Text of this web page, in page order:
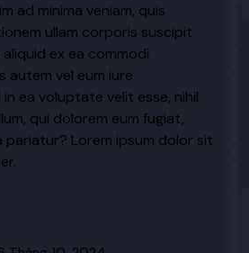
ad minima veniam, quis
ullam corporis suscipit
ex ea commodi
autem vel eum iure
ea voluptate velit esse, nihil
qui dolorem eum fugiat,
pariatur? Lorem ipsum dolor sit